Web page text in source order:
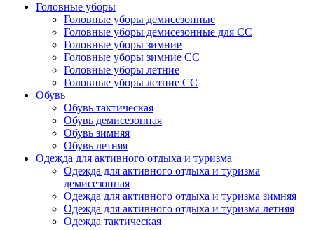
Головные уборы
Головные уборы демисезонные
Головные уборы демисезонные для СС
Головные уборы зимние
Головные уборы зимние СС
Головные уборы летние
Головные уборы летние СС
Обувь
Обувь тактическая
Обувь демисезонная
Обувь зимняя
Обувь летняя
Одежда для активного отдыха и туризма
Одежда для активного отдыха и туризма
демисезонная
Одежда для активного отдыха и туризма зимняя
Одежда для активного отдыха и туризма летняя
Одежда тактическая